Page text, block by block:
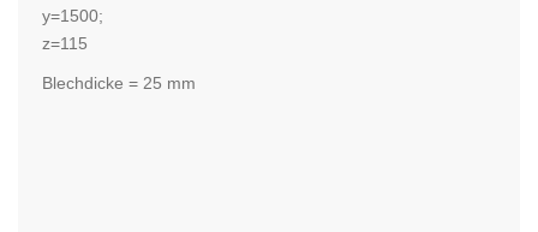
y=1500;
z=115
Blechdicke = 25 mm